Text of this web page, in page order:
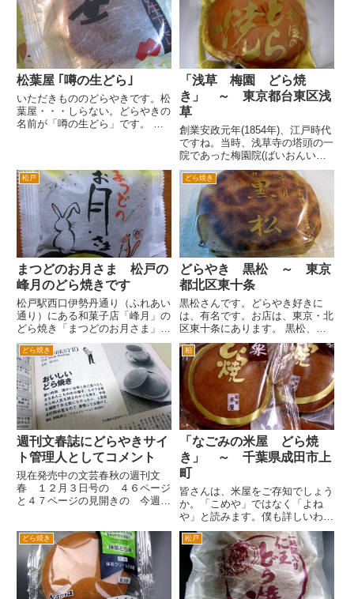
はじめて源吉兆庵のどら焼きを食
べることができました。さすが源
吉兆庵という感じで、高級感が
あ...
部に三笠山の所以が書いてありま
す。これは、日本橋文明堂の記事
でも書いたとおり遣唐使として
松葉屋 ｢噂の生どら｣
いただきもののどらやきです。松
葉屋・・・しらない。どらやきの
名前が「噂の生どら」です。 ち
パッケージの裏をみると島根県の
会社のようです。この生どら、
第...
「浅草 梅園 どら焼
き」 ～ 東京都台東区浅
草
創業安政元年(1854年)、江戸時代
ですね。当時、浅草寺の塔頭の一
院であった梅園院(ばいおんいん)
の一隅を借り受けて茶店を開いた
のが始まりとかで、そこに梅の木
が多かったためにこの屋号になっ
ているとか。 文豪文豪永井荷
風の名作「踊子」の一節...
松戸
まつどのお月さま 松戸の
峰月のどら焼きです
松戸駅西口伊勢丹通り（ふれあい
通り）にある和菓子店「峰月」の
どら焼き「まつどのお月さま」で
す。 栗どらと梅どらがありま
す。今回は、栗どら。 うさぎの
刻印が、かわいいですね。ギフト
にぜひ使いたいなとおもいます♪
真ん中に大きな栗が入っていま
す...
どら焼き
どらやき 黒松 ～ 東京
都北区東十条
黒松さんです。どらやき好きに
は、有名です。お店は、東京・北
区東十条にあります。 黒松、黒
松といいますが、お店の名前は、
黒松本舗 草月といいます。その
黒松本舗 草月さんのお菓子のア
イテムの中に黒松というどらやき
が、あります。 お店は、ＪＲ京
浜...
どら焼き
週刊文春誌にどらやきサイ
ト管理人としてコメント
現在発売中の文芸春秋の週刊文
春 １２月３日号の ４６ページ
と４７ページの見開きの 今週の
という特集で、僕のコメントを一
部掲載していただきました。 毎
週いろいろなことやものをその...
柏
「なごみの米屋 どら焼
き」 ～ 千葉県成田市上
町
皆さんは、米屋をご存知でしょう
か。「こめや」ではなく「よね
や」と読みます。僕も詳しいわけ
ではないのですが、千葉県内で
は、羊かんというと「米屋」とい
う方が多いかもしれません。 京
都の老舗店「虎屋」や「鶴屋八
幡」などほどの全国区ではないの
ですが...
どら焼き 松戸